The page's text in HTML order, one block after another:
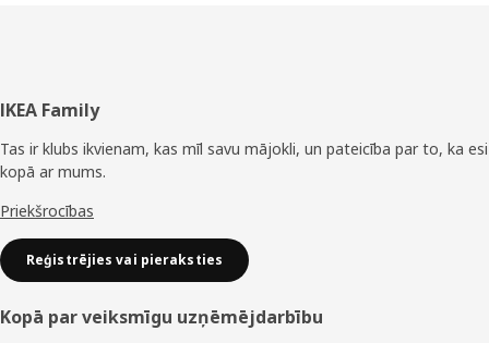
Kājene
IKEA Family
Tas ir klubs ikvienam, kas mīl savu mājokli, un pateicība par to, ka esi
kopā ar mums.
Priekšrocības
Reģistrējies vai pieraksties
Kopā par veiksmīgu uzņēmējdarbību